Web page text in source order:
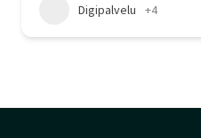
Digipalvelu +4